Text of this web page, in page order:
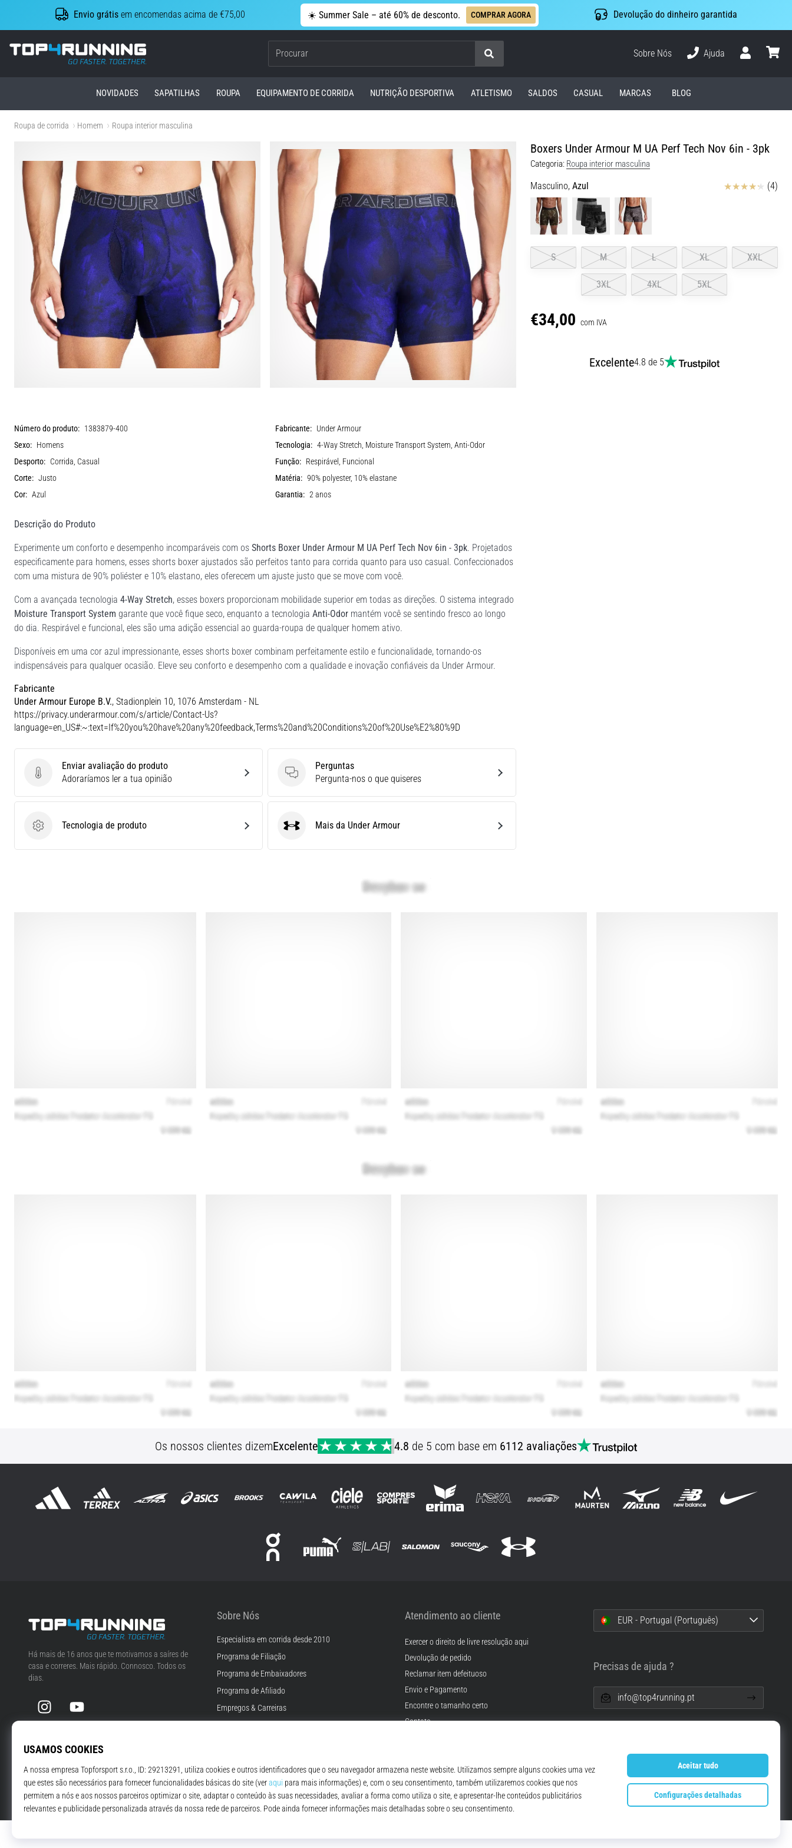
Envio grátis em encomendas acima de €75,00 ☀️ Summer Sale – até 60% de desconto. COMPRAR AGORA Devolução do dinheiro garantida
Top4Running.pt
Procurar
Sobre Nós
Ajuda
NOVIDADES SAPATILHAS ROUPA EQUIPAMENTO DE CORRIDA NUTRIÇÃO DESPORTIVA ATLETISMO SALDOS CASUAL MARCAS BLOG
Roupa de corrida Homem Roupa interior masculina
Boxers Under Armour M UA Perf Tech Nov 6in - 3pk
Categoria: Roupa interior masculina
Masculino, Azul Avaliação (4)
S M L XL XXL
3XL 4XL 5XL
€34,00 com IVA
Excelente4.8 de 5
Número do produto: 1383879-400 Fabricante: Under Armour
Sexo: Homens Tecnologia: 4-Way Stretch, Moisture Transport System, Anti-Odor
Desporto: Corrida, Casual Função: Respirável, Funcional
Corte: Justo Matéria: 90% polyester, 10% elastane
Cor: Azul Garantia: 2 anos
Descrição do Produto
Experimente um conforto e desempenho incomparáveis com os Shorts Boxer Under Armour M UA Perf Tech Nov 6in - 3pk. Projetados
especificamente para homens, esses shorts boxer ajustados são perfeitos tanto para corrida quanto para uso casual. Confeccionados
com uma mistura de 90% poliéster e 10% elastano, eles oferecem um ajuste justo que se move com você.
Com a avançada tecnologia 4-Way Stretch, esses boxers proporcionam mobilidade superior em todas as direções. O sistema integrado
Moisture Transport System garante que você fique seco, enquanto a tecnologia Anti-Odor mantém você se sentindo fresco ao longo
do dia. Respirável e funcional, eles são uma adição essencial ao guarda-roupa de qualquer homem ativo.
Disponíveis em uma cor azul impressionante, esses shorts boxer combinam perfeitamente estilo e funcionalidade, tornando-os
indispensáveis para qualquer ocasião. Eleve seu conforto e desempenho com a qualidade e inovação confiáveis da Under Armour.
Fabricante
Under Armour Europe B.V., Stadionplein 10, 1076 Amsterdam - NL
https://privacy.underarmour.com/s/article/Contact-Us?
language=en_US#:~:text=If%20you%20have%20any%20feedback,Terms%20and%20Conditions%20of%20Use%E2%80%9D
Enviar avaliação do produto
Enviar avaliação do produto
Adoraríamos ler a tua opinião
Perguntas
Perguntas
Pergunta-nos o que quiseres
Tecnologia de produto
Tecnologia de produto Under ArmourMais da Under Armour
Os nossos clientes dizemExcelente 4.8 de 5 com base em 6112 avaliações
Top4Running.pt
Há mais de 16 anos que te motivamos a saíres de
casa e correres. Mais rápido. Connosco. Todos os
dias.
InstagramYouTube
Sobre Nós
Especialista em corrida desde 2010
Programa de Filiação
Programa de Embaixadores
Programa de Afiliado
Empregos & Carreiras
Atendimento ao cliente
Exercer o direito de livre resolução aqui
Devolução de pedido
Reclamar item defeituoso
Envio e Pagamento
Encontre o tamanho certo
Contato
EUR - Portugal (Português)
Precisas de ajuda ?
info@top4running.pt
© 2010 – 2026 Top4Running.pt